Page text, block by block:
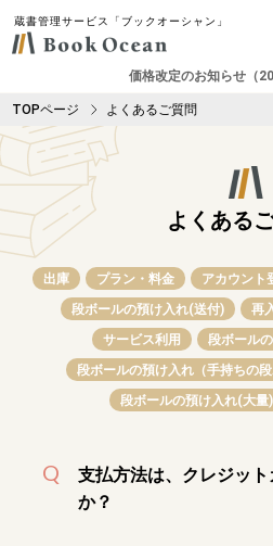
蔵書管理サービス「ブックオーシャン」
価格改定のお知らせ（
TOPページ よくあるご質問
よくある
出庫 プラン・料金 アカウント
段ボールの預け入れ(送付)
再
サービス利用
段ボール
段ボールの預け入れ（手持ちの段
段ボールの預け入れ(大量)
支払方法は、クレジッ
か？